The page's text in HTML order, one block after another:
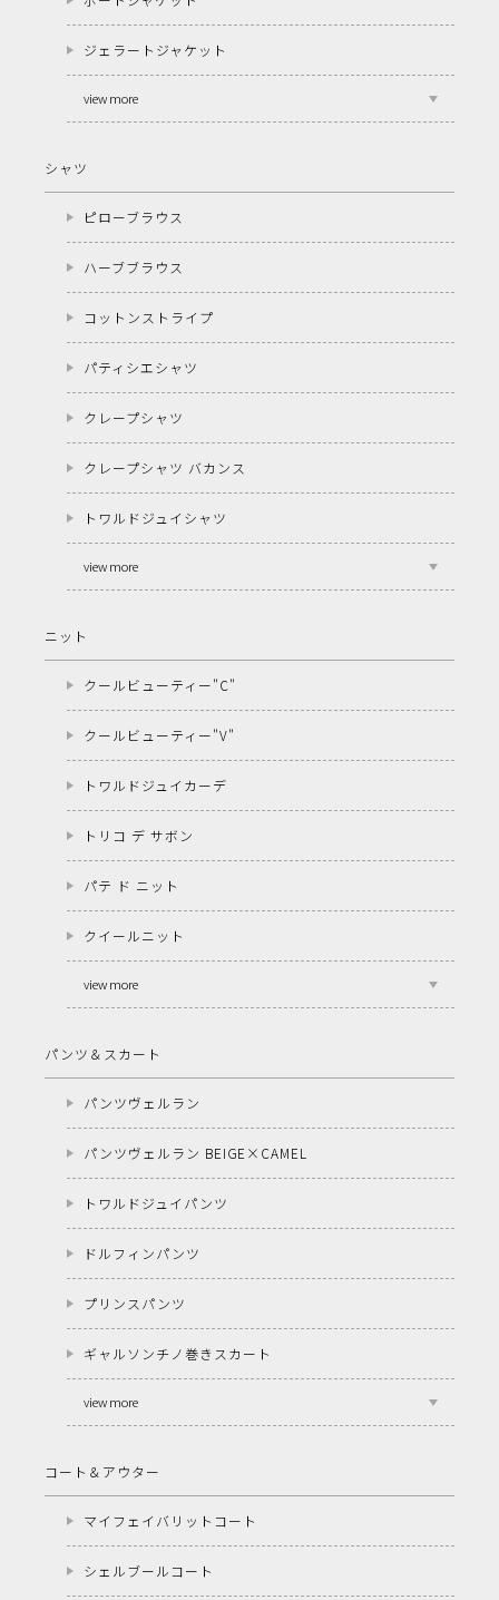
ジェラートジャケット
view more
シャツ
ピローブラウス
ハーブブラウス
コットンストライプ
パティシエシャツ
クレープシャツ
クレープシャツ バカンス
トワルドジュイシャツ
view more
ニット
クールビューティー"C"
クールビューティー"V"
トワルドジュイカーデ
トリコ デ サボン
パテ ド ニット
クイールニット
view more
パンツ＆スカート
パンツヴェルラン
パンツヴェルラン BEIGE×CAMEL
トワルドジュイパンツ
ドルフィンパンツ
プリンスパンツ
ギャルソンチノ巻きスカート
view more
コート＆アウター
マイフェイバリットコート
シェルブールコート